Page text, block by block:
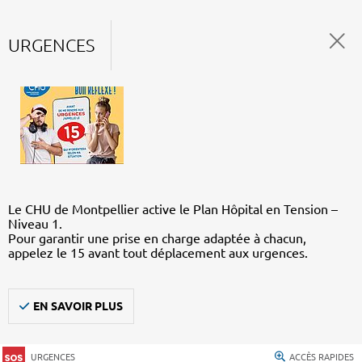
URGENCES
Le CHU de Montpellier active le Plan Hôpital en Tension –
Niveau 1.
Pour garantir une prise en charge adaptée à chacun,
appelez le 15 avant tout déplacement aux urgences.
EN SAVOIR PLUS
URGENCES ACCÈS RAPIDES